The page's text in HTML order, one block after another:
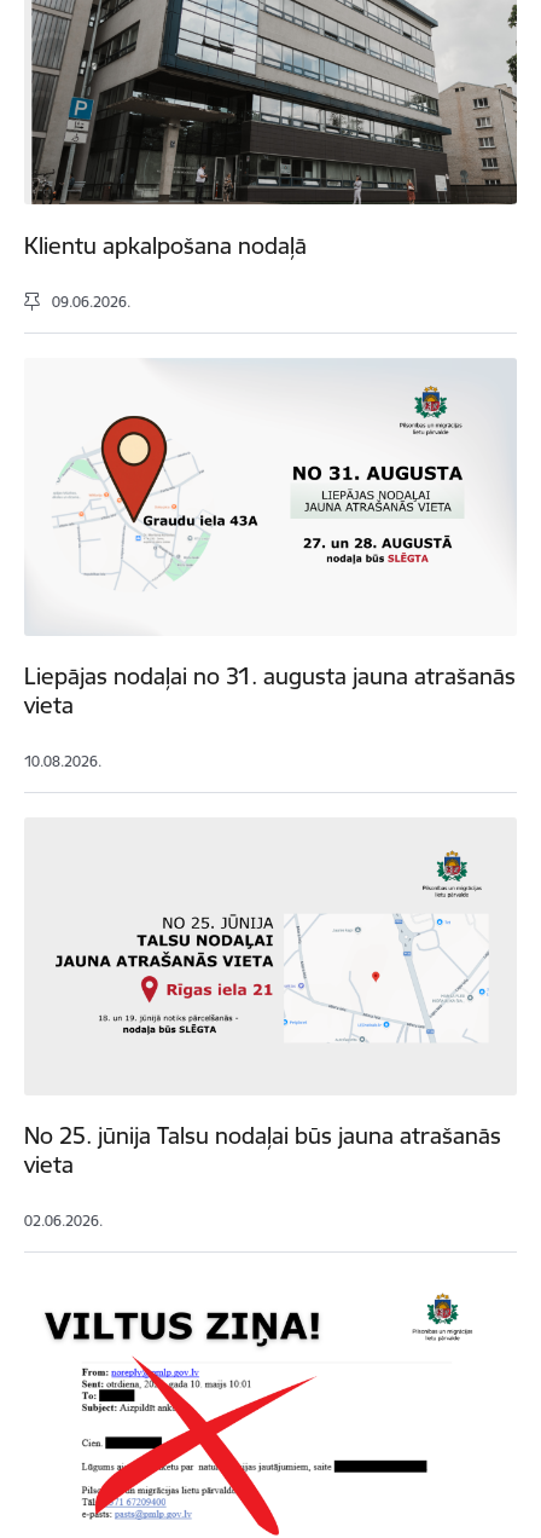
Klientu apkalpošana nodaļā
09.06.2026.
Liepājas nodaļai no 31. augusta jauna atrašanās
vieta
10.08.2026.
No 25. jūnija Talsu nodaļai būs jauna atrašanās
vieta
02.06.2026.